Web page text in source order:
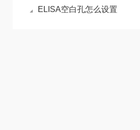
ELISA空白孔怎么设置